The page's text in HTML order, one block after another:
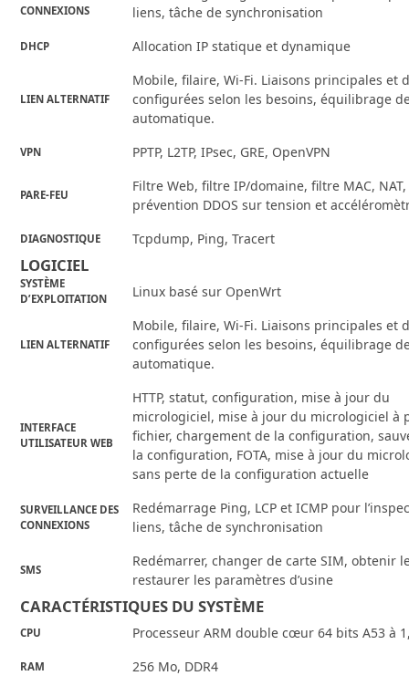
CONNEXIONS
liens, tâche de synchronisation
DHCP Allocation IP statique et dynamique
LIEN ALTERNATIF
Mobile, filaire, Wi-Fi. Liaisons principales et
configurées selon les besoins, équilibrage
automatique.
VPN PPTP, L2TP, IPsec, GRE, OpenVPN
PARE-FEU
Filtre Web, filtre IP/domaine, filtre MAC, NAT,
prévention DDOS sur tension et
DIAGNOSTIQUE Tcpdump, Ping, Tracert
LOGICIEL
SYSTÈME
D’EXPLOITATION
Linux basé sur OpenWrt
LIEN ALTERNATIF
Mobile, filaire, Wi-Fi. Liaisons principales et
configurées selon les besoins, équilibrage
automatique.
INTERFACE
UTILISATEUR WEB
HTTP, statut, configuration, mise à jour du
micrologiciel, mise à jour du micrologiciel à
fichier, chargement de la configuration,
la configuration, FOTA, mise à jour du
sans perte de la configuration actuelle
SURVEILLANCE DES
CONNEXIONS
Redémarrage Ping, LCP et ICMP pour
liens, tâche de synchronisation
SMS
Redémarrer, changer de carte SIM, obtenir
restaurer les paramètres d’usine
CARACTÉRISTIQUES DU SYSTÈME
CPU Processeur ARM double cœur 64 bits A53 à
RAM 256 Mo, DDR4